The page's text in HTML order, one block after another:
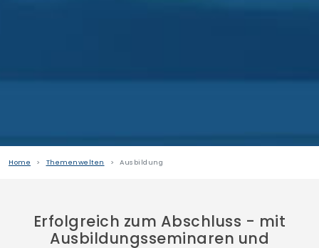
Home Themenwelten Ausbildung
Erfolgreich zum Abschluss - mit
Ausbildungsseminaren und